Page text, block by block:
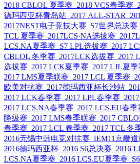
2018 CBLOL 夏季赛 2018 VCS春季赛
德玛西亚杯青岛站 2017 ALL-STAR
2017NEST电子竞技大赛 S7世界总决赛
TCL 夏季赛 2017LCS·NA选拔赛
LCS.NA夏季赛 S7 LPL选拔赛 2017
CBLOL 冬季赛 2017LCK选拔赛 2017
选拔赛 2017 LCK夏季赛 2017 LJL夏季
2017 LMS夏季联赛 2017 LCL 夏季赛
欧美对抗赛 2017德玛西亚杯长沙站
2017 LCK春季赛 2017 LPL春季赛
2017 LCS.NA春季赛 2017 LCS.EU春季
降级赛 2017 LMS春季联赛 2017
春季赛 2017 LCL 春季赛 2017 TCL 冬
2016无锡中韩电竞对抗赛 IEM11京畿
2016德玛西亚杯 2016 S6总决赛 2016
LCS.NA夏季赛 2016 LCS.EU夏季赛